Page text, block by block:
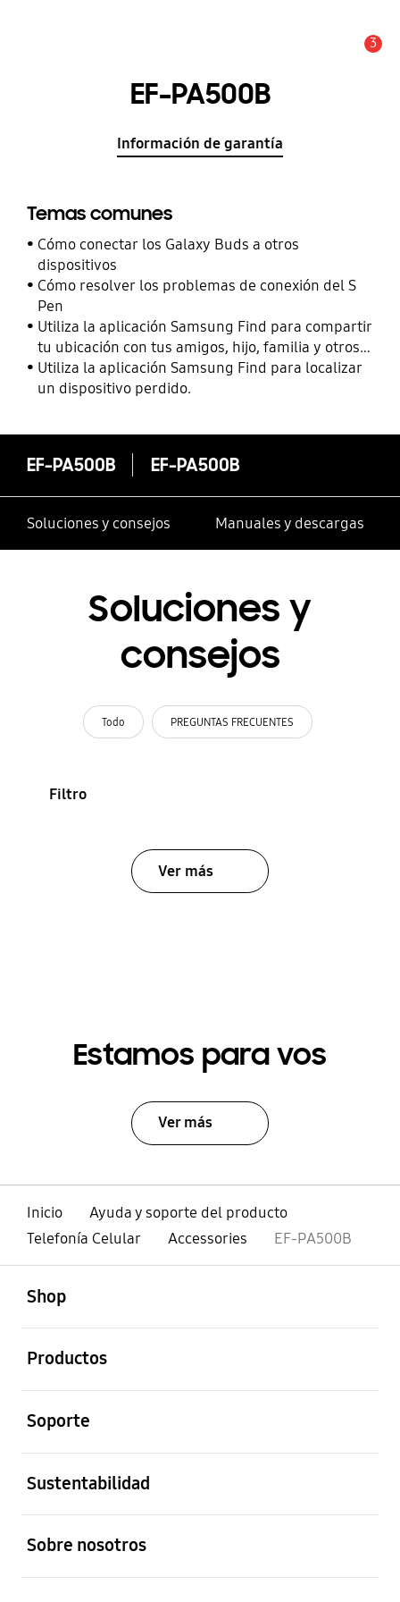
3
EF-PA500B
Información de garantía
Temas comunes
Cómo conectar los Galaxy Buds a otros
dispositivos
Cómo resolver los problemas de conexión del S
Pen
Utiliza la aplicación Samsung Find para compartir
tu ubicación con tus amigos, hijo, familia y otros
contactos
Utiliza la aplicación Samsung Find para localizar
un dispositivo perdido.
EF-PA500B EF-PA500B
Soluciones y consejos Manuales y descargas
Soluciones y
consejos
Todo PREGUNTAS FRECUENTES
Filtro
Ver más
Estamos para vos
Ver más
Inicio
Ayuda y soporte del producto
Telefonía Celular
Accessories EF-PA500B
Shop
Productos
Soporte
Sustentabilidad
Sobre nosotros